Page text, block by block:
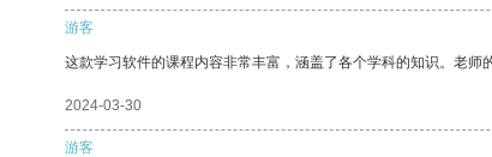
游客
这款学习软件的课程内容非常丰富，涵盖了各个学科的知识。老师
2024-03-30
游客